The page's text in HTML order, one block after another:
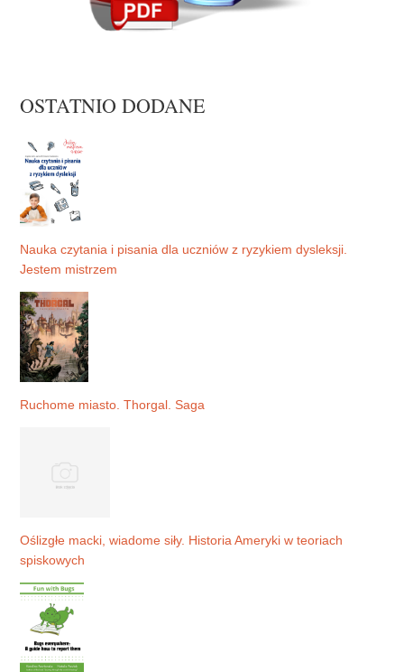
OSTATNIO DODANE
Nauka czytania i pisania dla uczniów z ryzykiem dysleksji.
Jestem mistrzem
Ruchome miasto. Thorgal. Saga
Oślizgłe macki, wiadome siły. Historia Ameryki w teoriach
spiskowych